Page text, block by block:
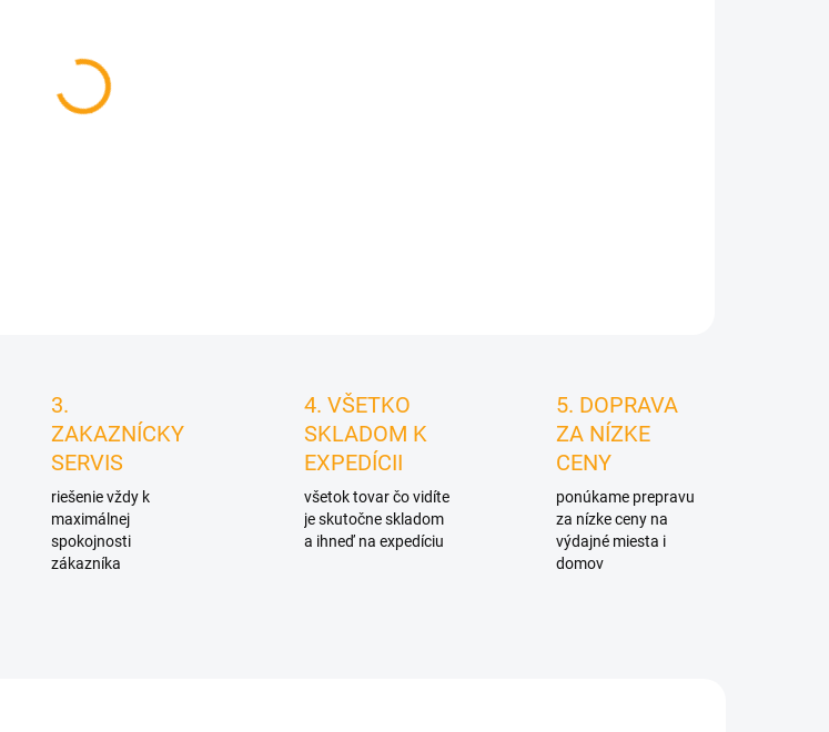
3.
ZAKAZNÍCKY
SERVIS
riešenie vždy k
maximálnej
spokojnosti
zákazníka
4. VŠETKO
SKLADOM K
EXPEDÍCII
všetok tovar čo vidíte
je skutočne skladom
a ihneď na expedíciu
5. DOPRAVA
ZA NÍZKE
CENY
ponúkame prepravu
za nízke ceny na
výdajné miesta i
domov